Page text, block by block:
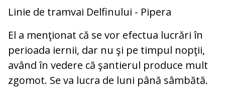
Linie de tramvai Delfinului - Pipera
El a menţionat că se vor efectua lucrări în
perioada iernii, dar nu şi pe timpul nopţii,
având în vedere că şantierul produce mult
zgomot. Se va lucra de luni până sâmbătă.